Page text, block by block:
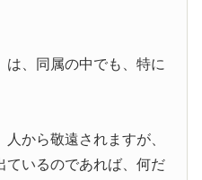
は、同属の中でも、特に
から敬遠されますが、
ているのであれば、何だ